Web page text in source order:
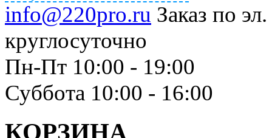
info@220pro.ru Заказ по
круглосуточно
Пн-Пт 10:00 - 19:00
Суббота 10:00 - 16:00
КОРЗИНА